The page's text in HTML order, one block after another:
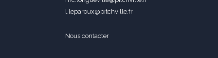
l.leparoux@pitchville.fr
Nous contacter